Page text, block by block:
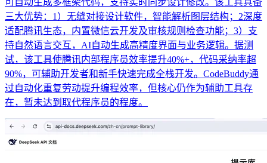
三大优势：1）无缝对接设计软件，智能解析图层结构；2深度
适配腾讯生态，内置微信云开发及审核规则检查功能；3）支
持自然语言交互，AI自动生成高精度界面与业务逻辑。据测
试，该工具使腾讯内部程序员效率提升40%+，代码采纳率超
90%，可辅助开发者和新手快速完成全栈开发。CodeBuddy通
过自动化重复劳动提升编程效率，但核心仍作为辅助工具存
在，暂未达到取代程序员的程度。